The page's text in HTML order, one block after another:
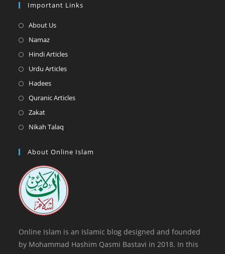
Important Links
About UsOpens
a
NamazOpens
in
Hindi ArticlesOpens
Urdu ArticlesOpens
a
HadeesOpens
in
Quranic ArticlesOpens
tab
ZakatOpens
in
new
Nikah Talaq
a
tab
About Online Islam
Online Islam is an Islamic blog designed and founded
by Mohammad Hashim Qasmi Bastavi in 2018. In this